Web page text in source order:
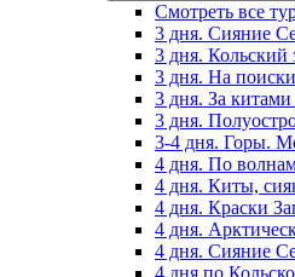
Смотреть все
3 дня. Сияние
3 дня. Кольский
3 дня. На
3 дня. За
3 дня.
3-4 дня. Горы.
4 дня. По
4 дня. Киты,
4 дня. Краски
4 дня.
4 дня. Сияние
4 дня по